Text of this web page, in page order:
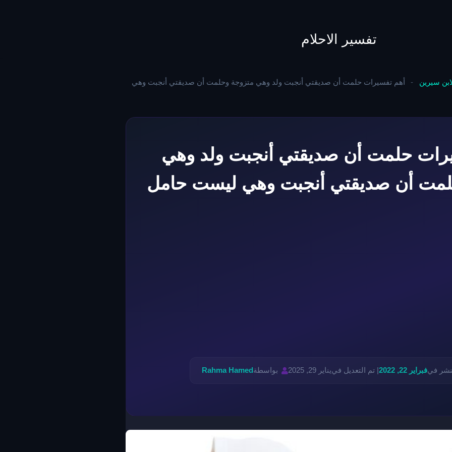
تفسير الاحلام
سيرين - أهم تفسيرات حلمت أن صديقتي أنجبت ولد وهي متزوجة وحلمت أن صديقتي أنجبت وهي
حلمت أن صديقتي أنجبت ولد وهي
أن صديقتي أنجبت وهي ليست حامل
فيفبراير 22, 2022 | تم التعديل فييناير 29, 2025 بواسطةRahma Hamed